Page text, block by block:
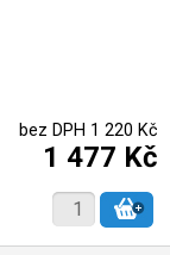
bez DPH 1 220 Kč
1 477 Kč